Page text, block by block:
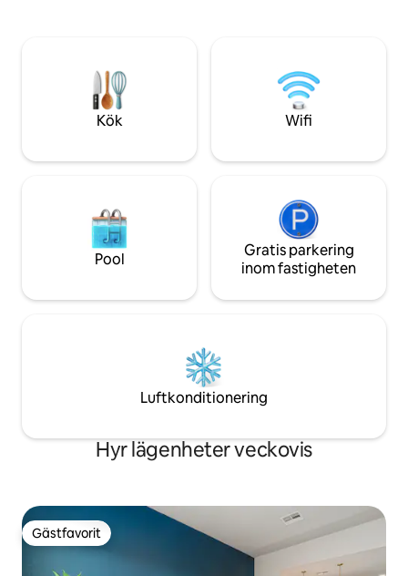
vandringar Phoenix har att erbjuda.
Djurparken och botaniska trädgården
ligger bara 2 miles bort. Njut av
Scottsdale precis intill.
så att du kan ta
(1,6 km till båda
6,4 km till SKY
Kök Wifi
Pool
Gratis parkering
inom fastigheten
Luftkonditionering
Hyr lägenheter veckovis
Gästfavorit
Gästfavorit